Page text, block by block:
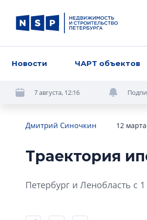
Новости ЧАРТ объектов
7 августа, 12:16
Дмитрий Синочкин 12
Траектория
Петербург и Ленобласть с